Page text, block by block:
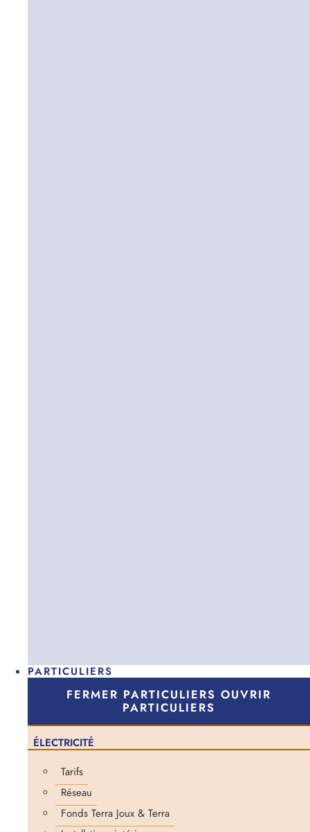
PARTICULIERS
FERMER PARTICULIERS OUVRIR
PARTICULIERS
ÉLECTRICITÉ
Tarifs
Réseau
Fonds Terra Joux & Terra